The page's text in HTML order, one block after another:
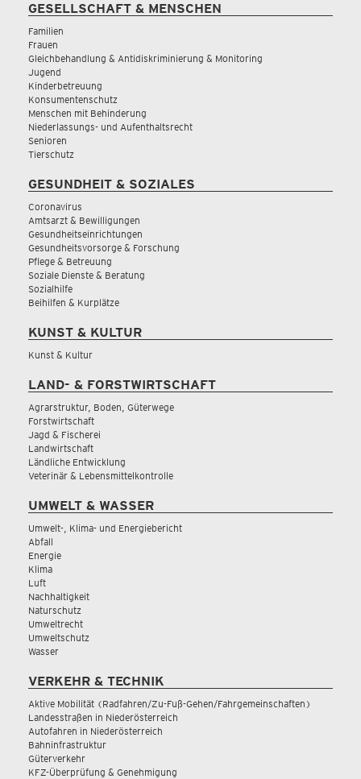
GESELLSCHAFT & MENSCHEN
Familien
Frauen
Gleichbehandlung & Antidiskriminierung & Monitoring
Jugend
Kinderbetreuung
Konsumentenschutz
Menschen mit Behinderung
Niederlassungs- und Aufenthaltsrecht
Senioren
Tierschutz
GESUNDHEIT & SOZIALES
Coronavirus
Amtsarzt & Bewilligungen
Gesundheitseinrichtungen
Gesundheitsvorsorge & Forschung
Pflege & Betreuung
Soziale Dienste & Beratung
Sozialhilfe
Beihilfen & Kurplätze
KUNST & KULTUR
Kunst & Kultur
LAND- & FORSTWIRTSCHAFT
Agrarstruktur, Boden, Güterwege
Forstwirtschaft
Jagd & Fischerei
Landwirtschaft
Ländliche Entwicklung
Veterinär & Lebensmittelkontrolle
UMWELT & WASSER
Umwelt-, Klima- und Energiebericht
Abfall
Energie
Klima
Luft
Nachhaltigkeit
Naturschutz
Umweltrecht
Umweltschutz
Wasser
VERKEHR & TECHNIK
Aktive Mobilität (Radfahren/Zu-Fuß-Gehen/Fahrgemeinschaften)
Landesstraßen in Niederösterreich
Autofahren in Niederösterreich
Bahninfrastruktur
Güterverkehr
KFZ-Überprüfung & Genehmigung